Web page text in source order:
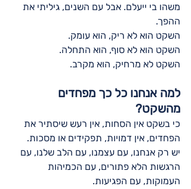
משהו בי ייעלם. אבל עם השנים, גיליתי את
ההפך.
השקט הוא לא ריק, הוא עומק.
השקט הוא לא סוף, הוא התחלה.
השקט לא מרחיק, הוא מקרב.
למה אנחנו כל כך מפחדים
מהשקט?
כי בשקט אין הסחות, אין רעש שיסתיר את
הפחדים, אין דמויות, תפקידים או מסכות.
יש רק אנחנו, עם עצמנו, עם הלב שלנו, עם
הרגשות הלא פתורים, עם הכמיהות
העמוקות, עם הפגיעות.